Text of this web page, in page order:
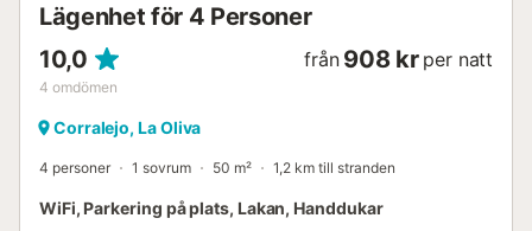
Lägenhet för 4 Personer
10,0
4 omdömen
från 908 kr per natt
Corralejo, La Oliva
4 personer 1 sovrum 50 m² 1,2 km till stranden
WiFi, Parkering på plats, Lakan, Handdukar